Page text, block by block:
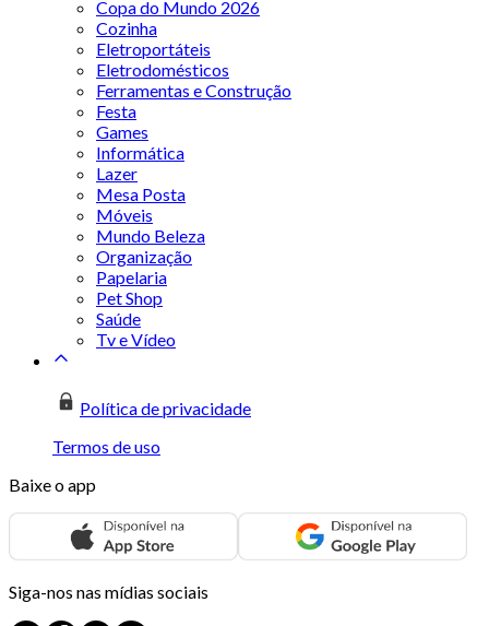
Copa do Mundo 2026
Cozinha
Eletroportáteis
Eletrodomésticos
Ferramentas e Construção
Festa
Games
Informática
Lazer
Mesa Posta
Móveis
Mundo Beleza
Organização
Papelaria
Pet Shop
Saúde
Tv e Vídeo
Política de privacidade
Termos de uso
Baixe o app
Siga-nos nas mídias sociais